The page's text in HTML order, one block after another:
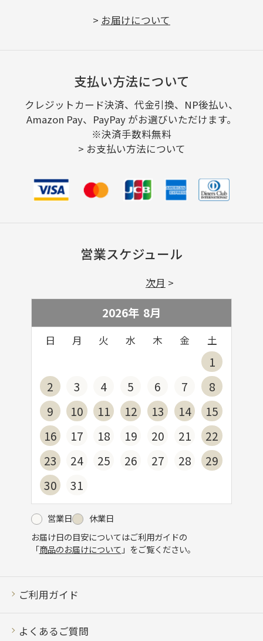
> お届けについて
支払い方法について
クレジットカード決済、代金引換、NP後払い、
Amazon Pay、PayPay がお選びいただけます。
※決済手数料無料
> お支払い方法について
営業スケジュール
2026年 8月
日 月 火 水 木 金 土
1
2
3 4 5 6 7
8
9
10 11 12 13 14
15
16
17 18 19 20 21
22
23
24 25 26 27 28
29
30
31
次月
営業日
休業日
お届け日の目安についてはご利用ガイドの
「商品のお届けについて 」をご覧ください。
ご利用ガイド
よくあるご質問